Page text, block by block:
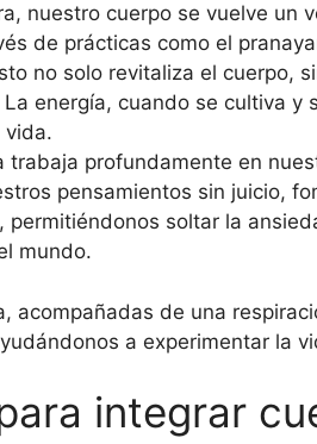
nuestro cuerpo se vuelve un
de prácticas como el
no solo revitaliza el cuerpo,
energía, cuando se cultiva
vida.
trabaja profundamente en
pensamientos sin juicio,
permitiéndonos soltar la
mundo.
acompañadas de una
a experimentar la
integrar